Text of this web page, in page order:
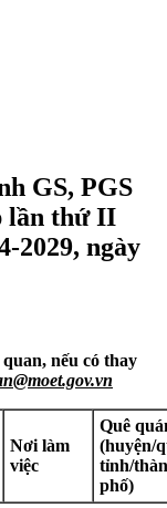
GS, PGS
lần thứ II
2029, ngày
nếu có thay
Nơi làm
việc
Quê
(huyện/
tỉnh/
phố)